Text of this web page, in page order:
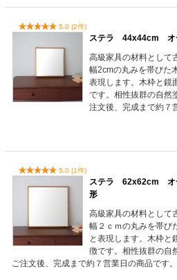
5.0 (2件)
ステラ 44x44cm オ
高級家具の材料として
幅2cmの丸みを帯びた
表現します。木枠と鏡
です。相性抜群の自然
注文後、完成まで約７
5.0 (1件)
ステラ 62x62cm オ
形
高級家具の材料として
幅２ｃｍの丸みを帯び
と表現します。木枠と
徴です。相性抜群の自
ご注文後、完成まで約７営業日の商品です。